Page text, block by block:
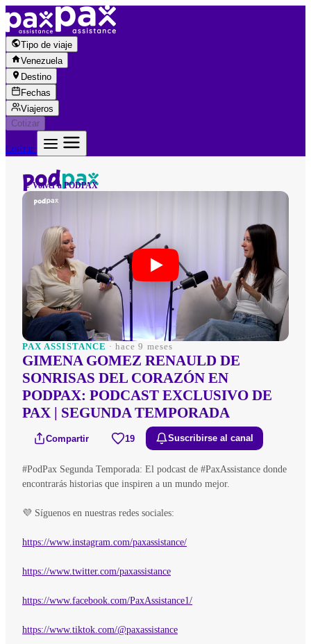
Saltar al contenido
Tipo de viaje
Venezuela
Destino
Fechas
Viajeros
Cotizar
Cotizar
← Volver a PODPAX
PAX ASSISTANCE · hace 9 meses
GIMENA GOMEZ RENAULD DE
SONRISAS DEL CORAZÓN EN
PODPAX: PODCAST EXCLUSIVO DE
PAX | SEGUNDA TEMPORADA
Compartir 19 Suscribirse al canal
#PodPax Segunda Temporada: El podcast de #PaxAssistance donde
encontrarás historias que inspiren a un mundo mejor.
💜 Síguenos en nuestras redes sociales:
https://www.instagram.com/paxassistance/
https://www.twitter.com/paxassistance
https://www.facebook.com/PaxAssistance1/
https://www.tiktok.com/@paxassistance